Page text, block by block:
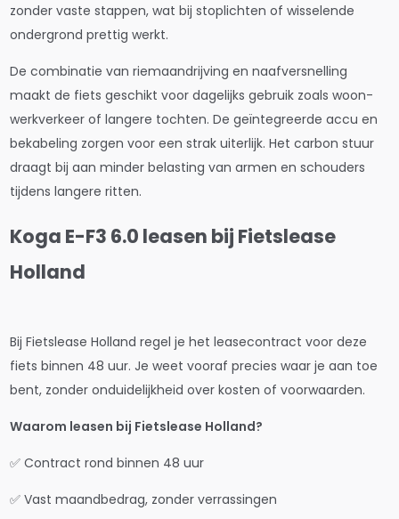
zonder vaste stappen, wat bij stoplichten of wisselende
ondergrond prettig werkt.
De combinatie van riemaandrijving en naafversnelling
maakt de fiets geschikt voor dagelijks gebruik zoals woon-
werkverkeer of langere tochten. De geïntegreerde accu en
bekabeling zorgen voor een strak uiterlijk. Het carbon stuur
draagt bij aan minder belasting van armen en schouders
tijdens langere ritten.
Koga E-F3 6.0 leasen bij Fietslease
Holland
Bij Fietslease Holland regel je het leasecontract voor deze
fiets binnen 48 uur. Je weet vooraf precies waar je aan toe
bent, zonder onduidelijkheid over kosten of voorwaarden.
Waarom leasen bij Fietslease Holland?
✅ Contract rond binnen 48 uur
✅ Vast maandbedrag, zonder verrassingen